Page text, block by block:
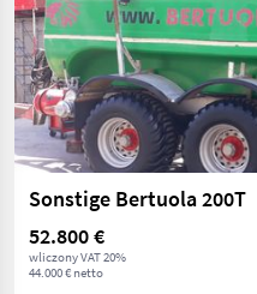
Sonstige Bertuola 200T
52.800 €
wliczony VAT 20%
44.000 € netto